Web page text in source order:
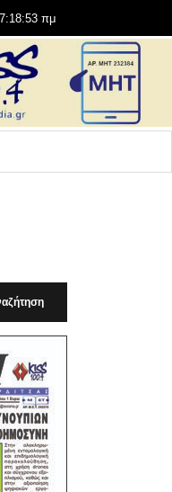
7:18:54 πμ